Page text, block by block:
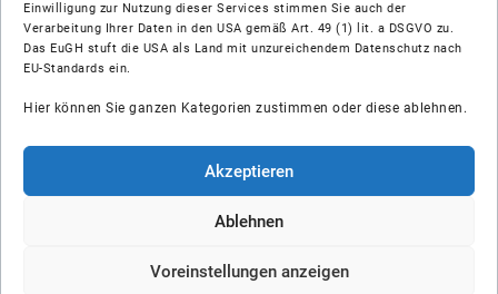
Einwilligung zur Nutzung dieser Services stimmen Sie auch der
Verarbeitung Ihrer Daten in den USA gemäß Art. 49 (1) lit. a DSGVO zu.
Das EuGH stuft die USA als Land mit unzureichendem Datenschutz nach
EU-Standards ein.
Hier können Sie ganzen Kategorien zustimmen oder diese ablehnen.
Akzeptieren
Ablehnen
Voreinstellungen anzeigen
Über uns
Soziale Medien